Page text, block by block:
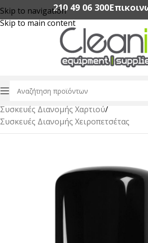
Skip to navigation
Skip to main content
210 49 06 300‬
Αρχική σελίδα/Χαρτικά Είδη
Συσκευές Διανομής Χαρτιού/
Συσκευές Διανομής Χειροπετσέτας